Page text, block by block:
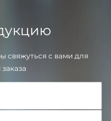
свяжуться с вами для